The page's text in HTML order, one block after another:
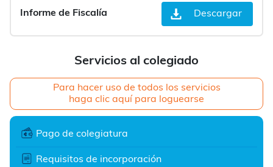
Servicios al colegiado
Para hacer uso de todos los servicios
haga clic aquí para loguearse
Pago de colegiatura
Requisitos de incorporación
Informe de Fiscalía Descargar